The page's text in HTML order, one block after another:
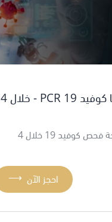
فحص كورونا كوفيد 19 PCR - خلال 4
احصل على نتيجة فحص كوفيد 19 خلال 4
⟶ احجز الآن